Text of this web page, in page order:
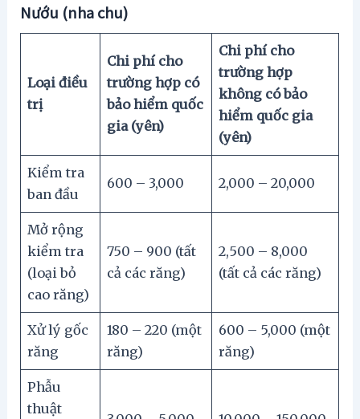
Nướu (nha chu)
Loại điều
trị
Chi phí cho
trường hợp có
bảo hiểm quốc
gia (yên)
Chi phí cho
trường hợp
không có bảo
hiểm quốc gia
(yên)
Kiểm tra
ban đầu
600 – 3,000 2,000 – 20,000
Mở rộng
kiểm tra
(loại bỏ
cao răng)
750 – 900 (tất
cả các răng)
2,500 – 8,000
(tất cả các răng)
Xử lý gốc
răng
180 – 220 (một
răng)
600 – 5,000 (một
răng)
Phẫu
thuật